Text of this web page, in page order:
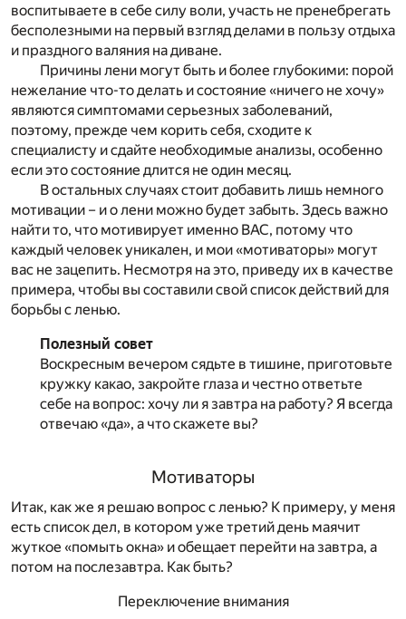
воспитываете в себе силу воли, участь не пренебрегать
бесполезными на первый взгляд делами в пользу отдыха
и праздного валяния на диване.
Причины лени могут быть и более глубокими: порой
нежелание что-то делать и состояние «ничего не хочу»
являются симптомами серьезных заболеваний,
поэтому, прежде чем корить себя, сходите к
специалисту и сдайте необходимые анализы, особенно
если это состояние длится не один месяц.
В остальных случаях стоит добавить лишь немного
мотивации – и о лени можно будет забыть. Здесь важно
найти то, что мотивирует именно ВАС, потому что
каждый человек уникален, и мои «мотиваторы» могут
вас не зацепить. Несмотря на это, приведу их в качестве
примера, чтобы вы составили свой список действий для
борьбы с ленью.
Полезный совет
Воскресным вечером сядьте в тишине, приготовьте
кружку какао, закройте глаза и честно ответьте
себе на вопрос: хочу ли я завтра на работу? Я всегда
отвечаю «да», а что скажете вы?
Мотиваторы
Итак, как же я решаю вопрос с ленью? К примеру, у меня
есть список дел, в котором уже третий день маячит
жуткое «помыть окна» и обещает перейти на завтра, а
потом на послезавтра. Как быть?
Переключение внимания